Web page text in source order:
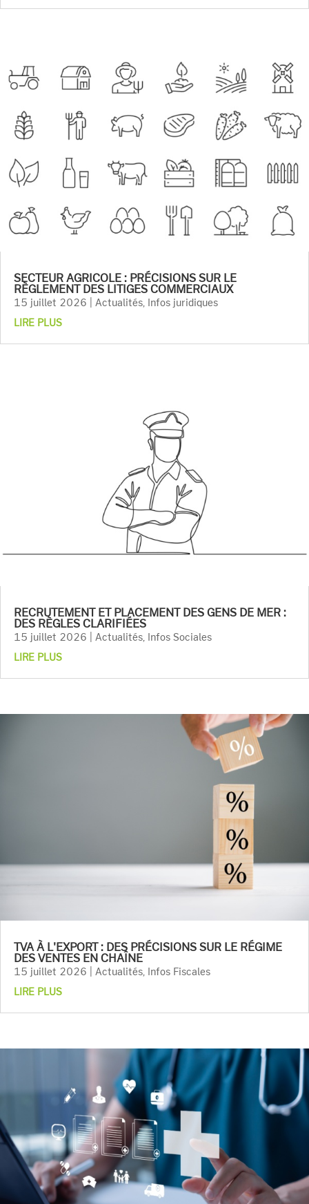
SECTEUR AGRICOLE : PRÉCISIONS SUR LE
RÈGLEMENT DES LITIGES COMMERCIAUX
15 juillet 2026 Actualités Infos juridiques
LIRE PLUS
RECRUTEMENT ET PLACEMENT DES GENS DE MER :
DES RÈGLES CLARIFIÉES
15 juillet 2026 Actualités Infos Sociales
LIRE PLUS
TVA À L'EXPORT : DES PRÉCISIONS SUR LE RÉGIME
DES VENTES EN CHAÎNE
15 juillet 2026 Actualités
Infos Fiscales
LIRE PLUS